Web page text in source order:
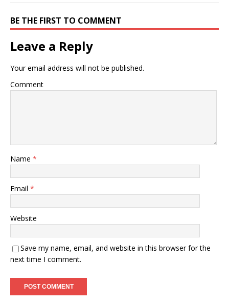
BE THE FIRST TO COMMENT
Leave a Reply
Your email address will not be published.
Comment
Name *
Email *
Website
Save my name, email, and website in this browser for the
next time I comment.